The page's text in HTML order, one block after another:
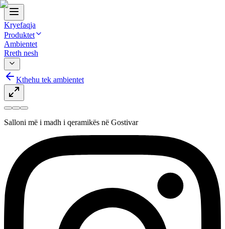
Kryefaqja
Produktet
Ambientet
Rreth nesh
Kthehu tek ambientet
Salloni më i madh i qeramikës në Gostivar